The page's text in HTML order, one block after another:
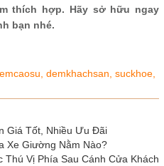
thích hợp. Hãy sở hữu ngay
bạn nhé.
demkhachsan, suckhoe,
Giá Tốt, Nhiều Ưu Đãi
Xe Giường Nằm Nào?
Thú Vị Phía Sau Cánh Cửa Khách